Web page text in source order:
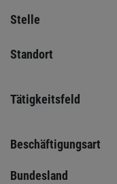
Stelle
Standort
Tätigkeitsfeld
Beschäftigungsart
Bundesland